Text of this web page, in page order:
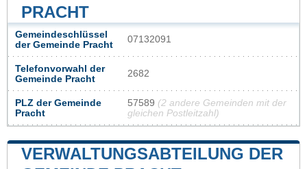
PRACHT
Gemeindeschlüssel
der Gemeinde Pracht
07132091
Telefonvorwahl der
Gemeinde Pracht
2682
PLZ der Gemeinde
Pracht
57589 (2 andere Gemeinden mit der
gleichen Postleitzahl)
VERWALTUNGSABTEILUNG DER